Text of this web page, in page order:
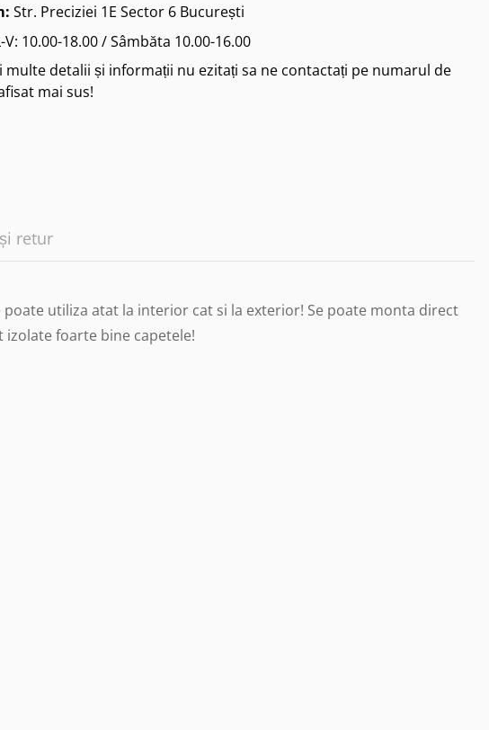
Str. Preciziei 1E Sector 6 București
V: 10.00-18.00 / Sâmbăta 10.00-16.00
multe detalii și informații nu ezitați sa ne contactați pe numarul de
mai sus!
retur
utiliza atat la interior cat si la exterior! Se poate monta direct
foarte bine capetele!